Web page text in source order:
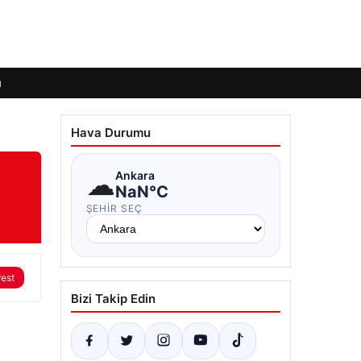
Hava Durumu
☁Ankara
NaN°C
ŞEHIR SEÇ
Bizi Takip Edin